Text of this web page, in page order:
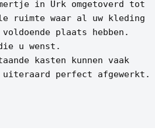
in Urk omgetoverd tot
ruimte waar al uw kleding
plaats hebben.
u wenst.
kasten kunnen vaak
uiteraard perfect afgewerkt.